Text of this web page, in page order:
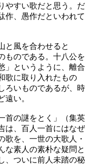
やすい歌だと思う。だ
作、愚作だといわれて
と風を合わせると
ものである。十八公を
」というように、離合
歌に取り入れたもの
ろいものであるが、時
遠い。
首の謎をとく」（集英
は、百人一首にはなぜ
歌を、一世の大歌人・
な素人の素朴な疑問と
、ついに前人未踏の秘